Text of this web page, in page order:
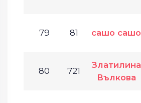
79 81 сашо сашо
80 721
Златилина
Вълкова